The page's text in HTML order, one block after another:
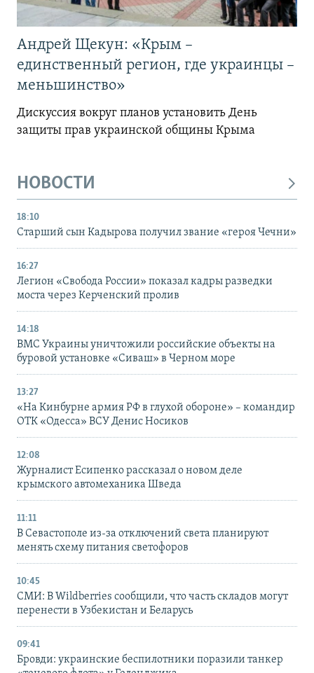
Андрей Щекун: «Крым –
единственный регион, где украинцы –
меньшинство»
Дискуссия вокруг планов установить День
защиты прав украинской общины Крыма
НОВОСТИ
18:10
Старший сын Кадырова получил звание «героя Чечни»
16:27
Легион «Свобода России» показал кадры разведки
моста через Керченский пролив
14:18
ВМС Украины уничтожили российские объекты на
буровой установке «Сиваш» в Черном море
13:27
«На Кинбурне армия РФ в глухой обороне» – командир
ОТК «Одесса» ВСУ Денис Носиков
12:08
Журналист Есипенко рассказал о новом деле
крымского автомеханика Шведа
11:11
В Севастополе из-за отключений света планируют
менять схему питания светофоров
10:45
СМИ: В Wildberries сообщили, что часть складов могут
перенести в Узбекистан и Беларусь
09:41
Бровди: украинские беспилотники поразили танкер